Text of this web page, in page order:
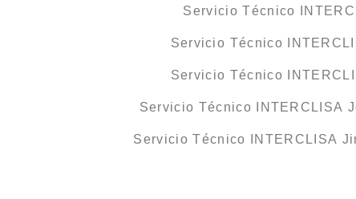
Servicio Técnico
Servicio Técnico
Servicio Técnico
Servicio Técnico INTERCLISA
Servicio Técnico INTERCLISA